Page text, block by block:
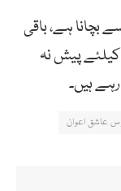
بچانا ہے، باقی
پیش نہ
ہیں۔
عاشق اعوان